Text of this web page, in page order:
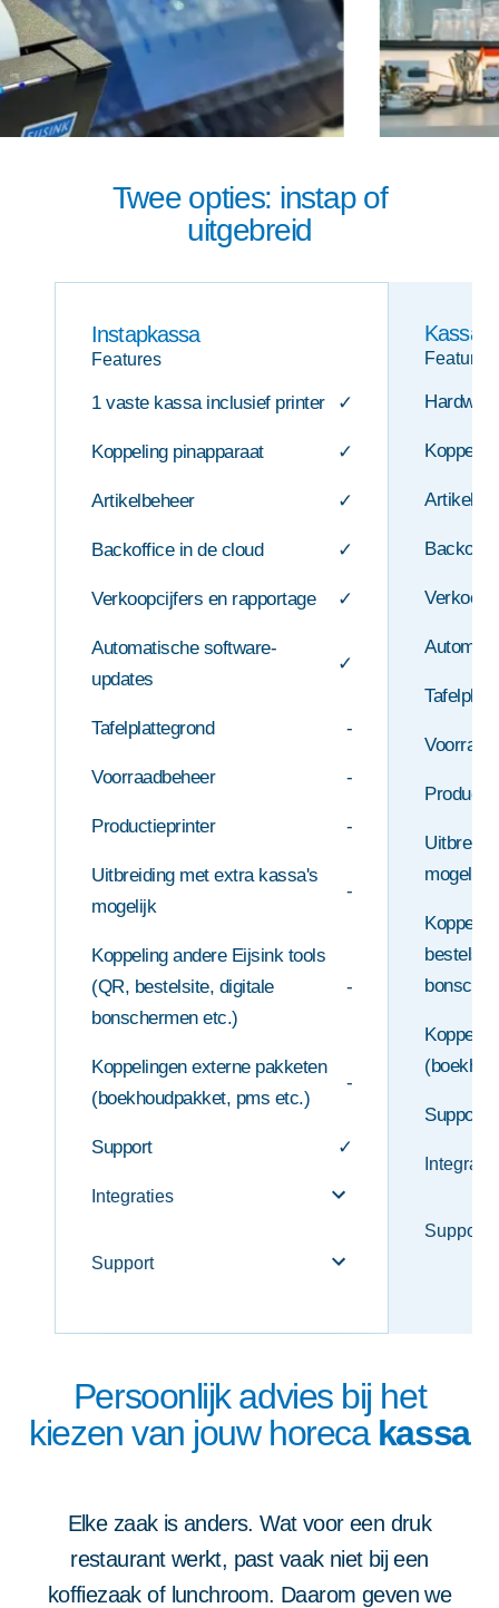
Twee opties: instap of
uitgebreid
Instapkassa
Features
1 vaste kassa inclusief printer ✓
Koppeling pinapparaat ✓
Artikelbeheer ✓
Backoffice in de cloud ✓
Verkoopcijfers en rapportage ✓
Automatische software-
updates
✓
Tafelplattegrond -
Voorraadbeheer -
Productieprinter -
Uitbreiding met extra kassa's
mogelijk
-
Koppeling andere Eijsink tools
(QR, bestelsite, digitale
bonschermen etc.)
-
Koppelingen externe pakketen
(boekhoudpakket, pms etc.)
-
Support ✓
Integraties
Support
Features
mogelijk
Support
Support
Persoonlijk advies bij het
kiezen van jouw horeca kassa
Elke zaak is anders. Wat voor een druk
restaurant werkt, past vaak niet bij een
koffiezaak of lunchroom. Daarom geven we